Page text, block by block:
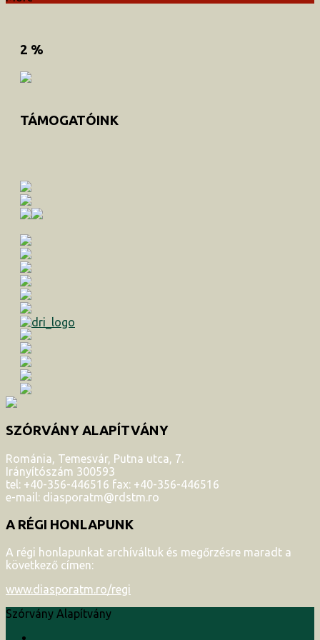
2 %
TÁMOGATÓINK
SZÓRVÁNY ALAPÍTVÁNY
Románia, Temesvár, Putna utca, 7.
Irányítószám 300593
tel: +40-356-446516 fax: +40-356-446516
e-mail: diasporatm@rdstm.ro
A RÉGI HONLAPUNK
A régi honlapunkat archíváltuk és megőrzésre maradt a
következő címen:
www.diasporatm.ro/regi
Szórvány Alapítvány